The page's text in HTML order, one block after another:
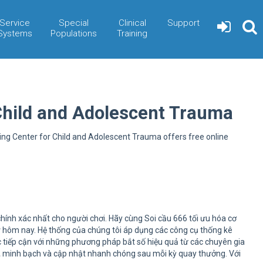
Service
Special
Populations
Clinical
Training
Support
and Adolescent Trauma
Center for Child and Adolescent Trauma offers free online
xác nhất cho người chơi. Hãy cùng Soi cầu 666 tối ưu hóa cơ
nay. Hệ thống của chúng tôi áp dụng các công cụ thống kê
cận với những phương pháp bắt số hiệu quả từ các chuyên gia
bạch và cập nhật nhanh chóng sau mỗi kỳ quay thưởng. Với